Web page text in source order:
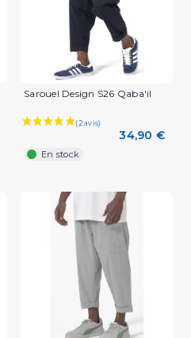
Sarouel Design S26 Qaba'il
34,90 €
En stock